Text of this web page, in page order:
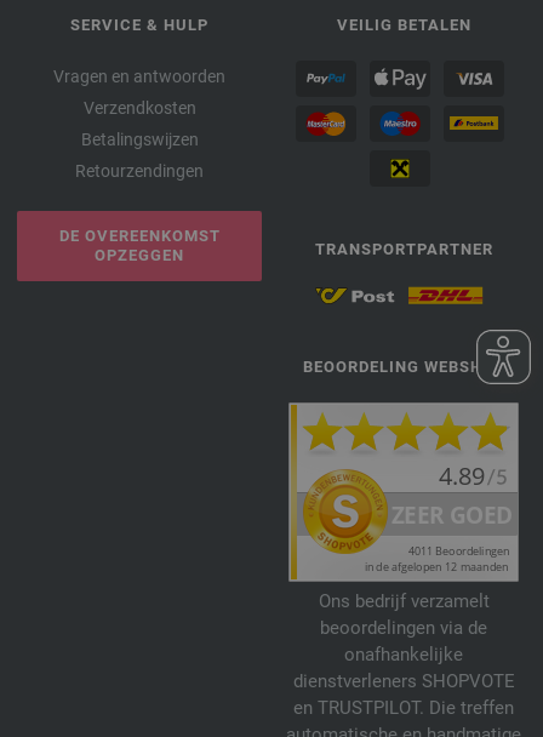
SERVICE & HULP
Vragen en antwoorden
Verzendkosten
Betalingswijzen
Retourzendingen
DE OVEREENKOMST
OPZEGGEN
VEILIG BETALEN
TRANSPORTPARTNER
BEOORDELING WEBSHOP
Ons bedrijf verzamelt
beoordelingen via de
onafhankelijke
dienstverleners SHOPVOTE
en TRUSTPILOT. Die treffen